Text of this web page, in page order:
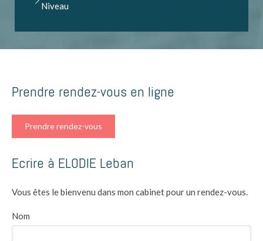
Niveau
Prendre rendez-vous en ligne
Prendre rendez-vous
Ecrire à ELODIE Leban
Vous êtes le bienvenu dans mon cabinet pour un rendez-vous.
Nom